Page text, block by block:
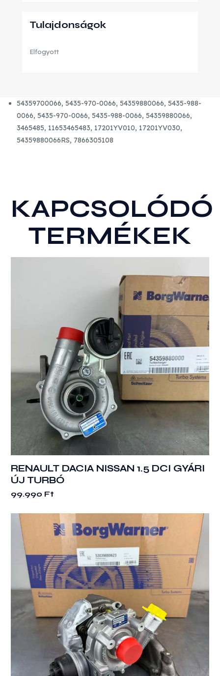
Tulajdonságok
Elfogyott
54359700066, 5435-970-0066, 54359880066, 5435-988-
0066, 5435-970-0066, 5435-988-0066, 54359880066,
3465485, 11653465483, 17201YV010, 17201YV030,
54359880066RS, 7866305108
KAPCSOLÓDÓ
TERMÉKEK
RENAULT DACIA NISSAN 1.5 DCI GYÁRI
ÚJ TURBÓ
99.990 Ft